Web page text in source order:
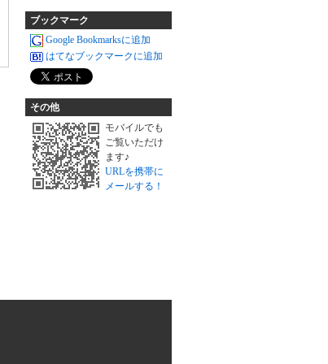
ブックマーク
Google Bookmarksに追加
はてなブックマークに追加
その他
モバイルでも
ご覧いただけ
ます♪
URLを携帯に
メールする！